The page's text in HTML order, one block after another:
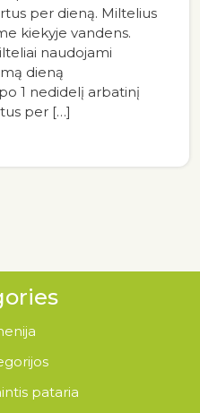
per dieną. Miltelius
kiekyje vandens.
naudojami
dieną
1 nedidelį arbatinį
per […]
pataria